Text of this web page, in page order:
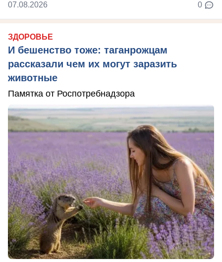
07.08.2026 0
ЗДОРОВЬЕ
И бешенство тоже: таганрожцам
рассказали чем их могут заразить
животные
Памятка от Роспотребнадзора